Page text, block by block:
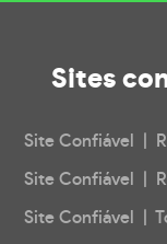
Sites
Site Confiável |
Site Confiável |
Site Confiável |